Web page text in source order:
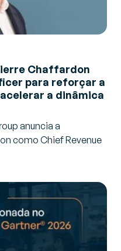
Chaffardon
para reforçar a
a dinâmica
anuncia a
como Chief Revenue